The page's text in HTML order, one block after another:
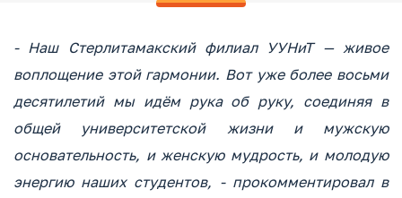
- Наш Стерлитамакский филиал УУНиТ — живое
воплощение этой гармонии. Вот уже более восьми
десятилетий мы идём рука об руку, соединяя в
общей университетской жизни и мужскую
основательность, и женскую мудрость, и молодую
энергию наших студентов, - прокомментировал в